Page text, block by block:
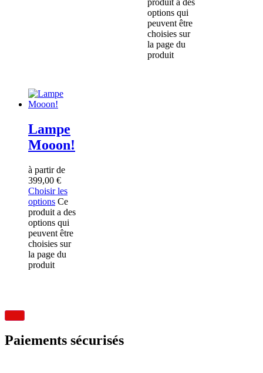
options qui
peuvent être
choisies sur
la page du
produit
Lampe
Mooon!
à partir de
399,00 €
Choisir les
options Ce
produit a des
options qui
peuvent être
choisies sur
la page du
produit
Paiements sécurisés